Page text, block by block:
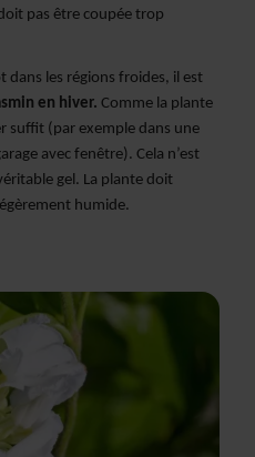
pas être coupée trop
dans les régions froides, il est
en hiver. Comme la plante
suffit (par exemple dans une
avec fenêtre). Cela n’est
gel. La plante doit
humide.